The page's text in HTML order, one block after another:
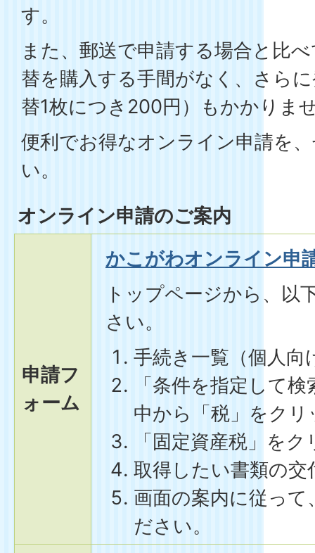
す。
また、郵送で申請する場合と比
替を購入する手間がなく、さら
替1枚につき200円）もかかりま
便利でお得なオンライン申請を
い。
オンライン申請のご案内
申請フ
ォーム
かこがわオンライン申
トップページから、以
さい。
手続き一覧（個人向
「条件を指定して
中から「税」をクリ
「固定資産税」を
取得したい書類の
画面の案内に従っ
ださい。